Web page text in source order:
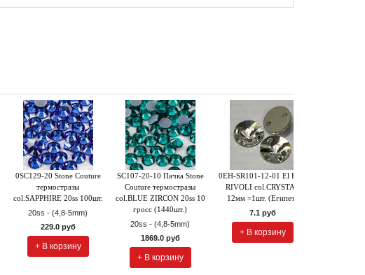
0SC129-20 Stone Couture
термостразы
col.SAPPHIRE 20ss 100шт.
20ss - (4,8-5mm)
229.0 руб
+ В корзину
SC107-20-10 Пачка Stone
Couture термостразы
col.BLUE ZIRCON 20ss 10
гросс (1440шт.)
20ss - (4,8-5mm)
1869.0 руб
+ В корзину
0EH-SR101-12-01 El Hafa
RIVOLI col.CRYSTAL
12мм =1шт. (Египет)
7.1 руб
+ В корзину